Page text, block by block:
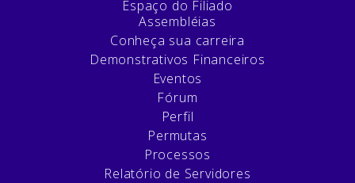
Espaço do Filiado
Assembléias
Conheça sua carreira
Demonstrativos Financeiros
Eventos
Fórum
Perfil
Permutas
Processos
Relatório de Servidores